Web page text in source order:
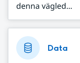
denna vägled...
Data